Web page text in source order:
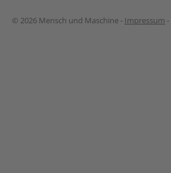
© 2026 Mensch und Maschine - Impressum -